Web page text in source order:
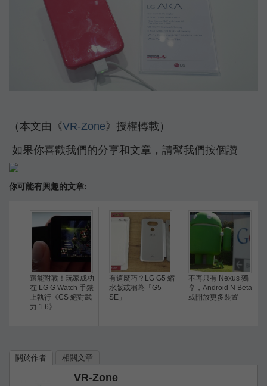
（本文由《VR-Zone》授權轉載）
如果你喜歡我們的分享和文章，請幫我們按個讚
你可能有興趣的文章:
還能對戰！玩家成功
在 LG G Watch 手錶
上執行《CS 絕對武
力 1.6》
有這麼巧？LG G5 縮
水版或稱為「G5
SE」
不再只有 Nexus 獨
享，Android N Beta
或開放更多裝置
關於作者 相關文章
VR-Zone